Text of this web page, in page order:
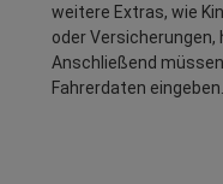
weitere Extras, wie
oder Versicherungen,
Anschließend
Fahrerdaten eingeben.